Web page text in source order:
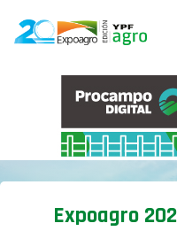
Expoagro